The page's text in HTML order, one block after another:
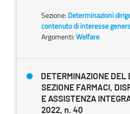
Sezione: Determinazioni
contenuto di interesse
Argomenti:Welfare
DETERMINAZIONE DEL
SEZIONE FARMACI,
E ASSISTENZA
2022, n. 40